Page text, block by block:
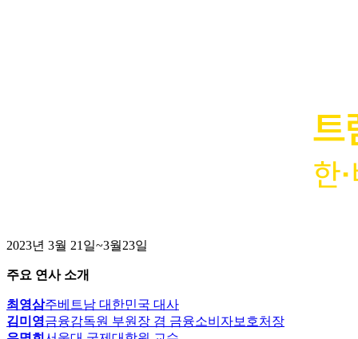
2023년 3월 21일~3월23일
주요 연사 소개
최영삼주베트남 대한민국 대사
김미영금융감독원 부원장 겸 금융소비자보호처장